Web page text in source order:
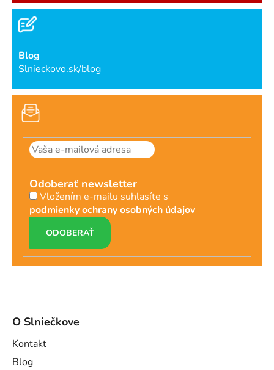
Blog
Slnieckovo.sk/blog
Odoberať newsletter
Vložením e-mailu suhlasíte s
podmienky ochrany osobných údajov
PRIHLÁSIŤ
SA
O Slniečkove
Kontakt
Blog